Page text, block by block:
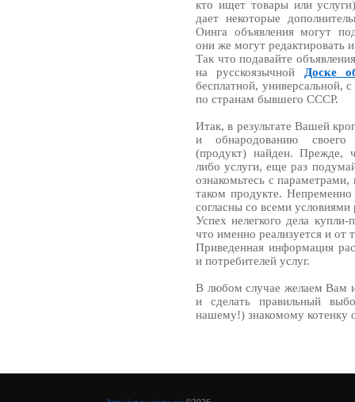
кто ищет товары или
дает некоторые
Оинга объявления могут
они же могут редактировать
Так что подавайте
на русскоязычной Доске
бесплатной, универсальной,
по странам бывшего СССР.
Итак, в результате Вашей
и обнародованию своего
(продукт) найден. Прежде,
либо услуги, еще раз
ознакомьтесь с
таком продукте.
согласны со всеми условиями
Успех нелегкого дела
что именно реализуется и от
Приведенная информация
и потребителей услуг.
В любом случае желаем Вам
и сделать правильный
нашему!) знакомому котенку